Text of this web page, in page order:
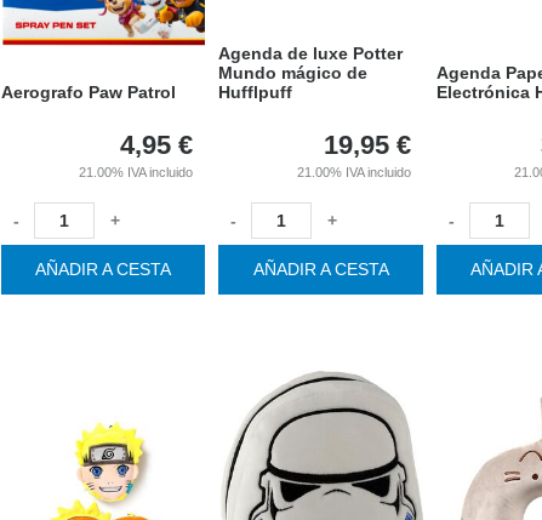
Aerografo Paw Patrol
4,95 €
21.00% IVA incluido
- +
AÑADIR A CESTA
Agenda de luxe Potter
Mundo mágico de
Hufflpuff
19,95 €
21.00% IVA incluido
- +
AÑADIR A CESTA
Agenda
Electrónica
-
AÑADIR